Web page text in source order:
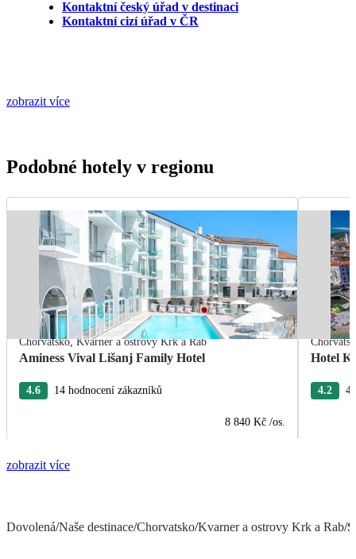
Kontaktní český úřad v destinaci
Kontaktní cizí úřad v ČR
zobrazit více
Podobné hotely v regionu
Chorvatsko,Kvarner a ostrovy Krk a Rab
Aminess Vival Lišanj Family Hotel
4.6 14 hodnocení zákazníků
8 840 Kč /os.
Hotel
4.2 4
zobrazit více
Dovolená/Naše destinace/Chorvatsko/Kvarner a ostrovy Krk a Rab/